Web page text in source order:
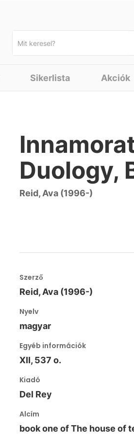
Sikerlista Akciók
Duology,
Reid, Ava (1996-)
Szerző
Reid, Ava (1996-)
Nyelv
magyar
Egyéb információk
XII, 537 o.
Kiadó
Del Rey
Alcím
book one of The house of